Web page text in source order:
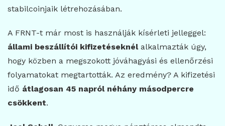
stabilcoinjaik létrehozásában.
A FRNT-t már most is használják kísérleti jelleggel:
állami beszállítói kifizetéseknélalkalmazták úgy,
hogy közben a megszokott jóváhagyási és ellenőrzési
folyamatokat megtartották. Az eredmény? A kifizetési
idő átlagosan 45 napról néhány másodpercre
csökkent.